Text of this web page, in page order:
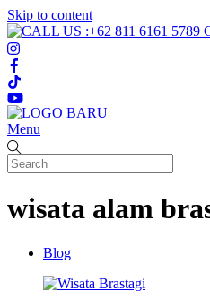
Skip to content
Menu
wisata alam
Blog